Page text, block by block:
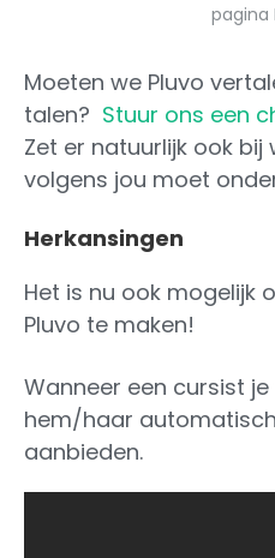
pagina
Moeten we Pluvo
talen? Stuur ons een
Zet er natuurlijk ook bij
volgens jou moet
Herkansingen
Het is nu ook mogelijk
Pluvo te maken!
Wanneer een cursist
hem/haar
aanbieden.